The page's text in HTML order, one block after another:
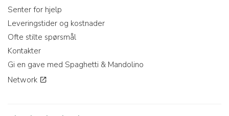
Senter for hjelp
Leveringstider og kostnader
Ofte stilte spørsmål
Kontakter
Gi en gave med Spaghetti & Mandolino
Network